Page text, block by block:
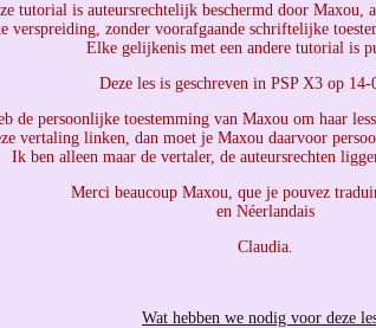
tutorial is auteursrechtelijk beschermd door Maxou,
verspreiding, zonder voorafgaande schriftelijke
Elke gelijkenis met een andere tutorial is
Deze les is geschreven in PSP X3 op 14-
de persoonlijke toestemming van Maxou om haar
vertaling linken, dan moet je Maxou daarvoor
Ik ben alleen maar de vertaler, de auteursrechten
Merci beaucoup Maxou, que je pouvez
en Néerlandais
Claudia.
Wat hebben we nodig voor deze